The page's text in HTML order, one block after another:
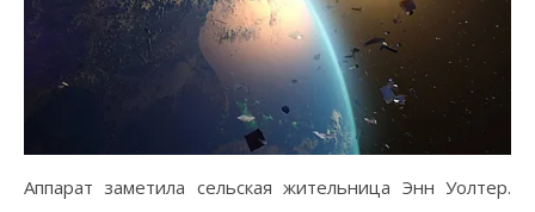
Аппарат заметила сельская жительница Энн Уолтер.